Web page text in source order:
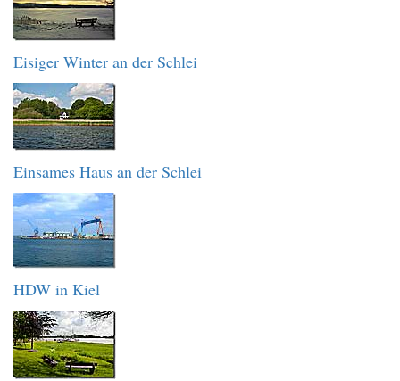
Eisiger Winter an der Schlei
Einsames Haus an der Schlei
HDW in Kiel